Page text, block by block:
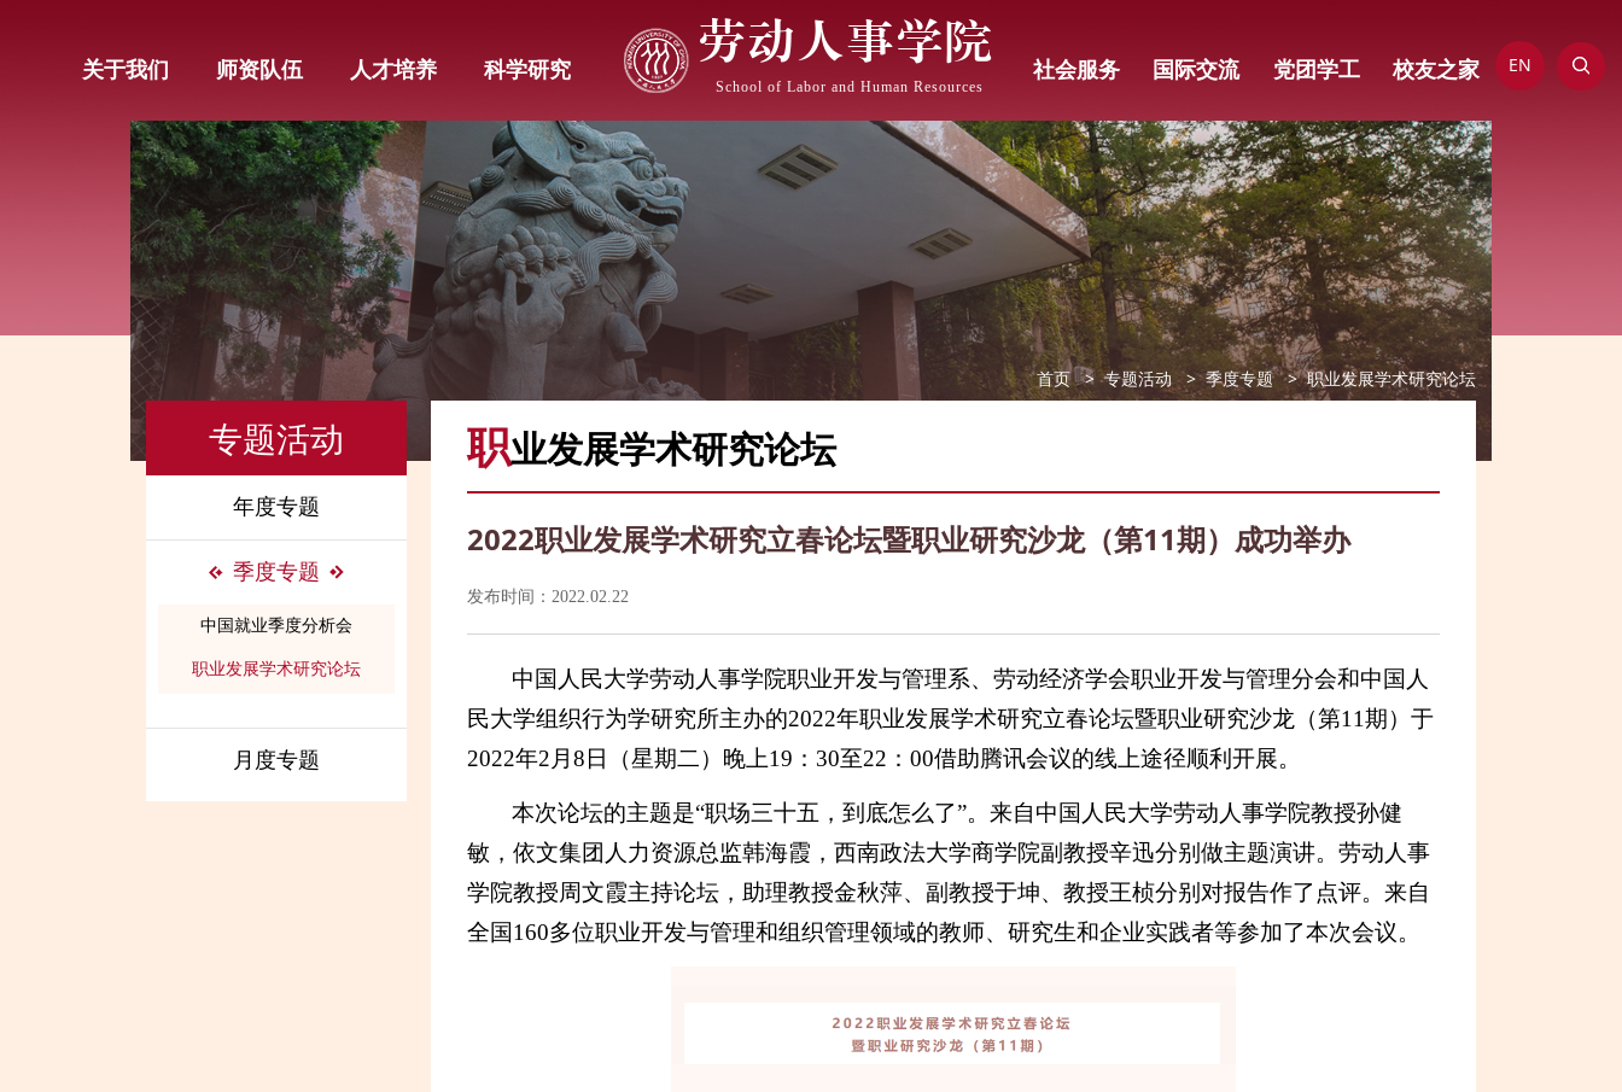
劳动人事学院
School of Labor and Human Resources
关于我们 师资队伍 人才培养 科学研究 社会服务 国际交流 党团学工 校友之家 EN
专题活动
年度专题
季度专题
中国就业季度分析会
职业发展学术研究论坛
月度专题
首页 专题活动 季度专题 职业发展学术研究论坛
职业发展学术研究论坛
2022职业发展学术研究立春论坛暨职业研究沙龙（第11期）成功举办
发布时间：2022.02.22
中国人民大学劳动人事学院职业开发与管理系、劳动经济学会职业开发与管理分会和中国人
民大学组织行为学研究所主办的2022年职业发展学术研究立春论坛暨职业研究沙龙（第11期）于
2022年2月8日（星期二）晚上19：30至22：00借助腾讯会议的线上途径顺利开展。
本次论坛的主题是“职场三十五，到底怎么了”。来自中国人民大学劳动人事学院教授孙健
敏，依文集团人力资源总监韩海霞，西南政法大学商学院副教授辛迅分别做主题演讲。劳动人事
学院教授周文霞主持论坛，助理教授金秋萍、副教授于坤、教授王桢分别对报告作了点评。来自
全国160多位职业开发与管理和组织管理领域的教师、研究生和企业实践者等参加了本次会议。